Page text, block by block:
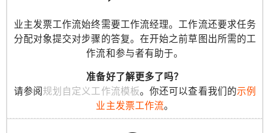
业主发票工作流始终需要工作流经理。工作流还要求任务
分配对象提交对步骤的答复。在开始之前草图出所需的工
作流和参与者有助于。
准备好了解更多了吗？
请参阅 规划自定义工作流模板。你还可以查看我们的示例
业主发票工作流。